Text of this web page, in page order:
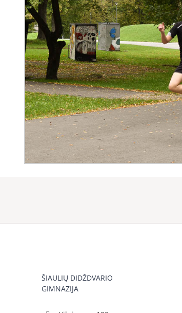
ŠIAULIŲ DIDŽDVARIO
GIMNAZIJA